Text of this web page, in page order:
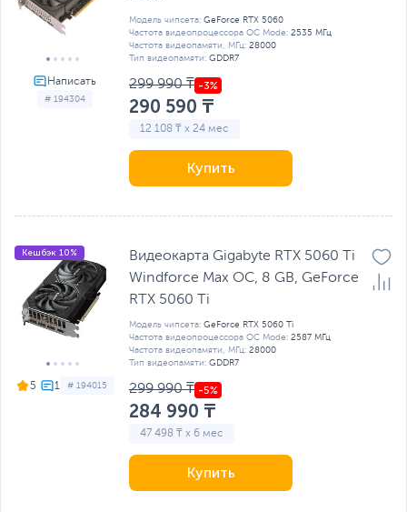
# 194304
Модель чипсета: GeForce RTX 5060
Частота видеопроцессора OC Mode: 2535 МГц
Частота видеопамяти, МГц: 28000
Тип видеопамяти: GDDR7
299 990 ₸
290 590 ₸
12 108 ₸ x 24 мес
Купить
5 # 194015
Кешбэк 10%
Видеокарта Gigabyte RTX 5060 Ti
Windforce Max OC, 8 GB, GeForсe
RTX 5060 Ti
Модель чипсета: GeForсe RTX 5060 Ti
Частота видеопроцессора OC Mode: 2587 МГц
Частота видеопамяти, МГц: 28000
Тип видеопамяти: GDDR7
299 990 ₸
284 990 ₸
47 498 ₸ x 6 мес
Купить